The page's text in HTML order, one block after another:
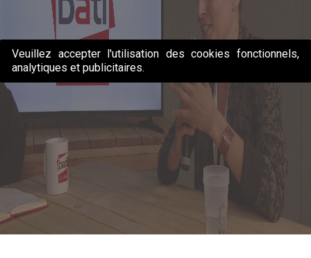
Veuillez accepter l'utilisation des cookies fonctionnels,
analytiques et publicitaires.